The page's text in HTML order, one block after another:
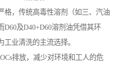
格，传统高毒性溶剂（如三、汽油
D60及D40+D60溶剂油凭借其环
业清洗的主流选择。
排放，减少对环境和工人的危